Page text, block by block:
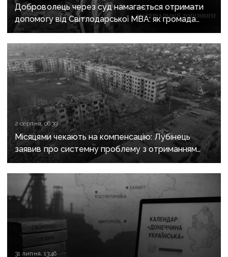
Доброволець через суд намагається отримати
допомогу від Світлодарської МВА: як громада
руйнує довіру до влади
2 серпня, 06:39
Місяцями чекають на компенсацію: Лубінець
заявив про системну проблему з отриманням
сертифікатів за зруйноване житло
31 липня, 13:46